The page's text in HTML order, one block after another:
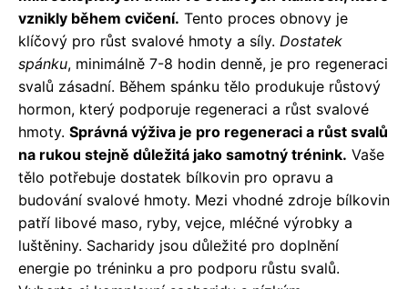
vznikly během cvičení. Tento proces obnovy je
klíčový pro růst svalové hmoty a síly. Dostatek
spánku, minimálně 7-8 hodin denně, je pro regeneraci
svalů zásadní. Během spánku tělo produkuje růstový
hormon, který podporuje regeneraci a růst svalové
hmoty. Správná výživa je pro regeneraci a růst svalů
na rukou stejně důležitá jako samotný trénink. Vaše
tělo potřebuje dostatek bílkovin pro opravu a
budování svalové hmoty. Mezi vhodné zdroje bílkovin
patří libové maso, ryby, vejce, mléčné výrobky a
luštěniny. Sacharidy jsou důležité pro doplnění
energie po tréninku a pro podporu růstu svalů.